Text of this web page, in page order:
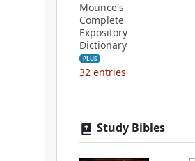
Mounce's
Complete
Expository
Dictionary
PLUS
32 entries
Study Bibles